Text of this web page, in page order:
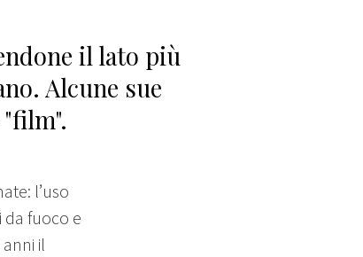
il lato più
Alcune sue
l’uso
fuoco e
il